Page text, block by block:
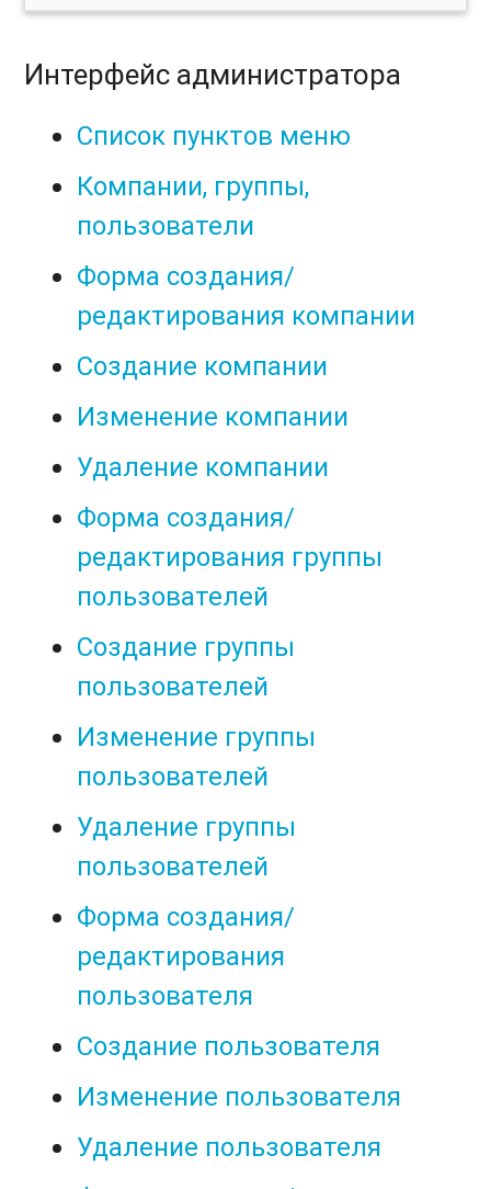
Интерфейс администратора
Список пунктов меню
Компании, группы,
пользователи
Форма создания/
редактирования компании
Создание компании
Изменение компании
Удаление компании
Форма создания/
редактирования группы
пользователей
Создание группы
пользователей
Изменение группы
пользователей
Удаление группы
пользователей
Форма создания/
редактирования
пользователя
Создание пользователя
Изменение пользователя
Удаление пользователя